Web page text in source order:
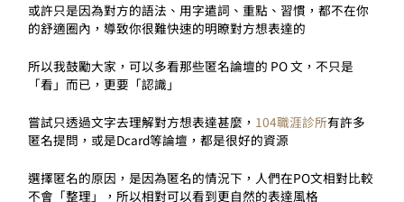
或許只是因為對方的語法、用字遣詞、重點、習慣，都不在你
的舒適圈內，導致你很難快速的明瞭對方想表達的
所以我鼓勵大家，可以多看那些匿名論壇的 PO 文，不只是
「看」而已，更要「認識」
嘗試只透過文字去理解對方想表達甚麼， 104職涯診所有許多
匿名提問，或是Dcard等論壇，都是很好的資源
選擇匿名的原因，是因為匿名的情況下，人們在PO文相對比較
不會「整理」，所以相對可以看到更自然的表達風格